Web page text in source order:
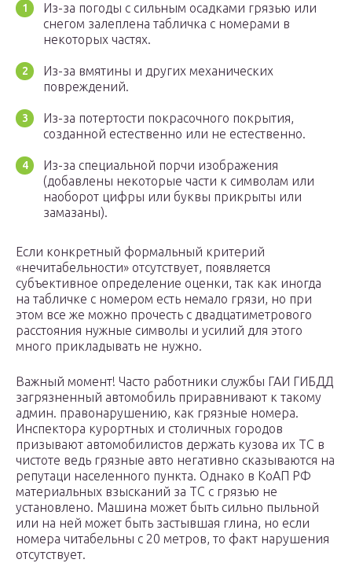
Из-за погоды с сильным осадками грязью или
снегом залеплена табличка с номерами в
некоторых частях.
Из-за вмятины и других механических
повреждений.
Из-за потертости покрасочного покрытия,
созданной естественно или не естественно.
Из-за специальной порчи изображения
(добавлены некоторые части к символам или
наоборот цифры или буквы прикрыты или
замазаны).
Если конкретный формальный критерий
«нечитабельности» отсутствует, появляется
субъективное определение оценки, так как иногда
на табличке с номером есть немало грязи, но при
этом все же можно прочесть с двадцатиметрового
расстояния нужные символы и усилий для этого
много прикладывать не нужно.
Важный момент! Часто работники службы ГАИ ГИБДД
загрязненный автомобиль приравнивают к такому
админ. правонарушению, как грязные номера.
Инспектора курортных и столичных городов
призывают автомобилистов держать кузова их ТС в
чистоте ведь грязные авто негативно сказываются на
репутаци населенного пункта. Однако в КоАП РФ
материальных взысканий за ТС с грязью не
установлено. Машина может быть сильно пыльной
или на ней может быть застывшая глина, но если
номера читабельны с 20 метров, то факт нарушения
отсутствует.